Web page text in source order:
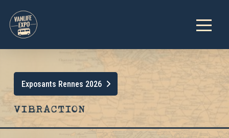
Exposants Rennes 2026
VIBRACTION